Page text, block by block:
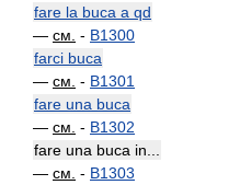
fare la buca a qd
— см. - B1300
farci buca
— см. - B1301
fare una buca
— см. - B1302
fare una buca in...
— см. - B1303